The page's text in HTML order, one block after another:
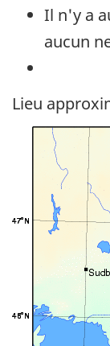
Il n'y a
aucun
Lieu